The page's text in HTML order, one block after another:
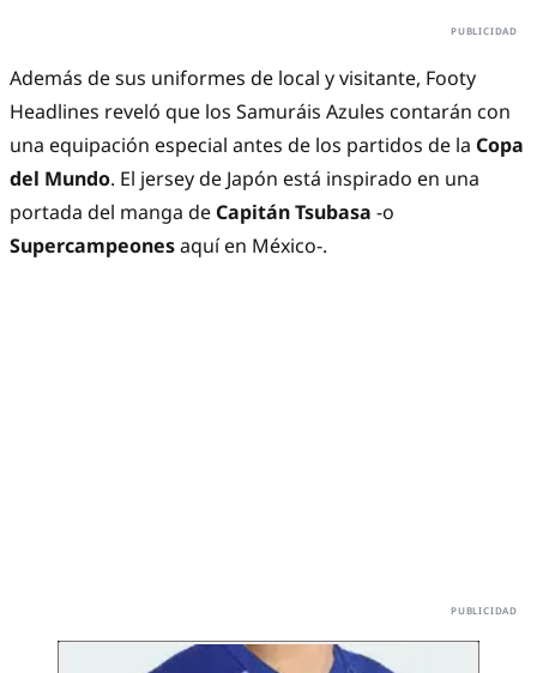
Además de sus uniformes de local y visitante, Footy
Headlines reveló que los Samuráis Azules contarán con
una equipación especial antes de los partidos de la Copa
del Mundo. El jersey de Japón está inspirado en una
portada del manga de Capitán Tsubasa -o
Supercampeonesaquí en México-.